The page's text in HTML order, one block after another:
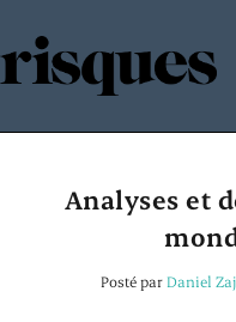
Analyses et
Posté parDaniel